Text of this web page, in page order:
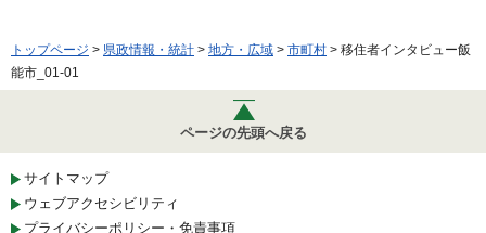
トップページ > 県政情報・統計 > 地方・広域 > 市町村 > 移住者インタビュー飯
能市_01-01
ページの先頭へ戻る
サイトマップ
ウェブアクセシビリティ
プライバシーポリシー・免責事項